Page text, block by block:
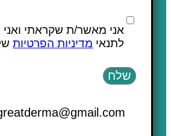
אני מאשר/ת שקראתי
לתנאי מדיניות הפרטיות
שלח